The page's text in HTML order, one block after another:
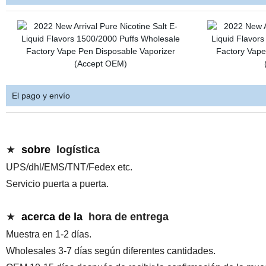
El pago y envío
★ sobre logística
UPS/dhl/EMS/TNT/Fedex etc.
Servicio puerta a puerta.
★ acerca de la hora de entrega
Muestra en 1-2 días.
Wholesales 3-7 días según diferentes cantidades.